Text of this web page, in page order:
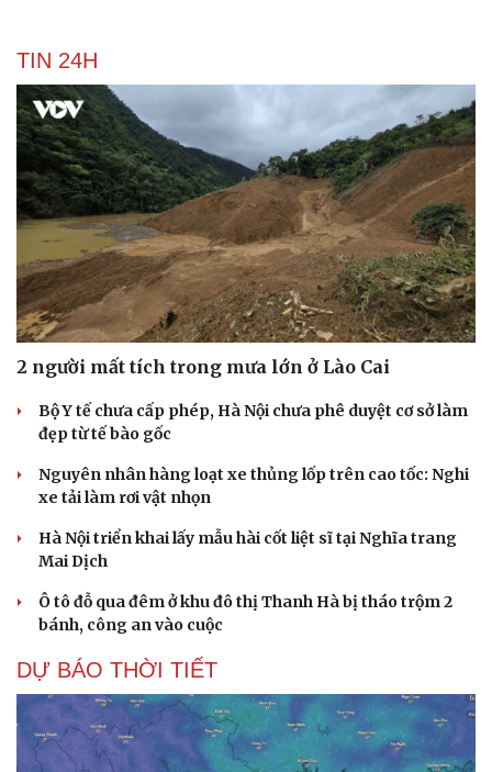
TIN 24H
2 người mất tích trong mưa lớn ở Lào Cai
Bộ Y tế chưa cấp phép, Hà Nội chưa phê duyệt cơ sở làm
đẹp từ tế bào gốc
Nguyên nhân hàng loạt xe thủng lốp trên cao tốc: Nghi
xe tải làm rơi vật nhọn
Hà Nội triển khai lấy mẫu hài cốt liệt sĩ tại Nghĩa trang
Mai Dịch
Ô tô đỗ qua đêm ở khu đô thị Thanh Hà bị tháo trộm 2
bánh, công an vào cuộc
DỰ BÁO THỜI TIẾT